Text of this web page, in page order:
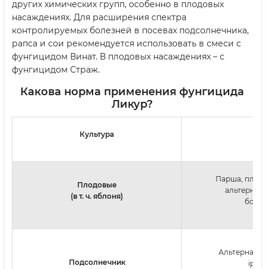
других химических групп, особенно в плодовых
насаждениях. Для расширения спектра
контролируемых болезней в посевах подсолнечника,
рапса и сои рекомендуется использовать в смеси с
фунгицидом Винат. В плодовых насаждениях – с
фунгицидом Страж.
Какова норма применения фунгицида
Ликур?
Культура
Плодовые
(в т. ч. яблоня)
Парша,
Подсолнечник